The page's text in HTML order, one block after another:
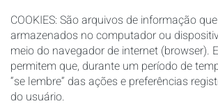
COOKIES: São arquivos de informação
armazenados no computador ou
meio do navegador de internet (browser).
permitem que, durante um período de
“se lembre” das ações e preferências
do usuário.